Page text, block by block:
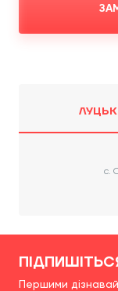
ЛУЦЬК
с.
Першими